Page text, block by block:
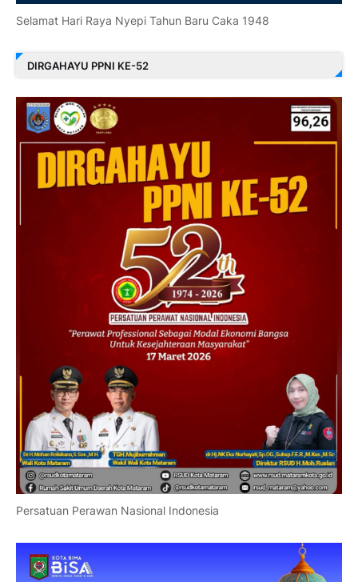
Selamat Hari Raya Nyepi Tahun Baru Caka 1948
DIRGAHAYU PPNI KE-52
Persatuan Perawan Nasional Indonesia